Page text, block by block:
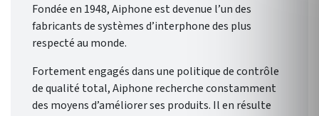
Fondée en 1948, Aiphone est devenue l’un des
fabricants de systèmes d’interphone des plus
respecté au monde.
Fortement engagés dans une politique de contrôle
de qualité total, Aiphone recherche constamment
des moyens d’améliorer ses produits. Il en résulte